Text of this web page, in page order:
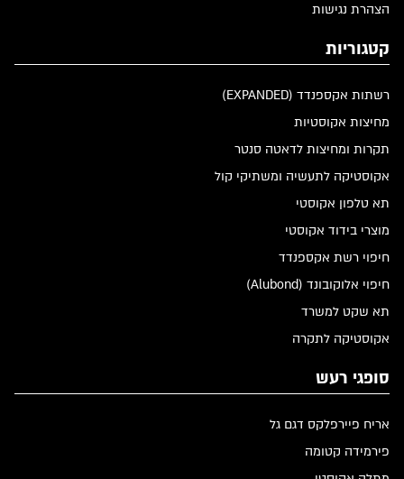
הצהרת נגישות
קטגוריות
רשתות אקספנדד (EXPANDED)
מחיצות אקוסטיות
תקרות ומחיצות לדאטה סנטר
אקוסטיקה לתעשיה ומשתיקי קול
תא טלפון אקוסטי
מוצרי בידוד אקוסטי
חיפוי רשת אקספנדד
חיפוי אלוקובונד (Alubond)
תא שקט למשרד
אקוסטיקה לתקרה
סופגי רעש
אריח פיירפלקס דגם גל
פירמידה קטומה